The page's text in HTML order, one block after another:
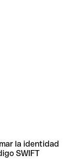
la identidad
SWIFT